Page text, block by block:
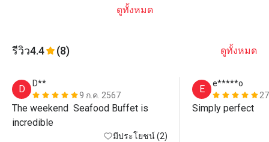
ดูทั้งหมด
รีวิว4.4 (8) ดูทั้งหมด
D
D**
9 ก.ค. 2567
The weekend  Seafood Buffet is
incredible
มีประโยชน์ (2)
E
e*****o